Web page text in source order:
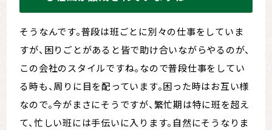
そうなんです。普段は班ごとに別々の仕事をしていま
すが、困りごとがあると皆で助け合いながらやるのが、
この会社のスタイルですね。なので普段仕事をしてい
る時も、周りに目を配っています。困った時はお互い様
なので。今がまさにそうですが、繁忙期は特に班を超え
て、忙しい班には手伝いに入ります。自然にそうなりま